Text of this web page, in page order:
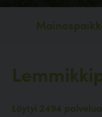
Löytyi 2494 palvelua